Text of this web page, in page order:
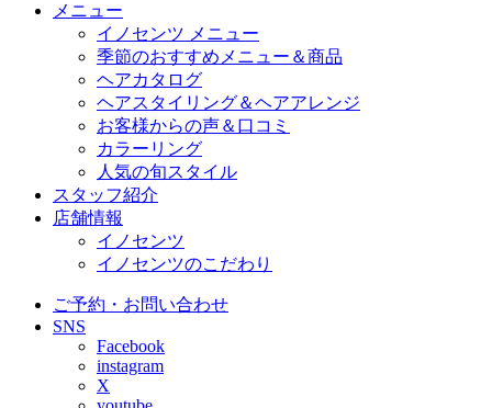
メニュー
イノセンツ メニュー
季節のおすすめメニュー＆商品
ヘアカタログ
ヘアスタイリング＆ヘアアレンジ
お客様からの声＆口コミ
カラーリング
人気の旬スタイル
スタッフ紹介
店舗情報
イノセンツ
イノセンツのこだわり
ご予約・お問い合わせ
SNS
Facebook
instagram
X